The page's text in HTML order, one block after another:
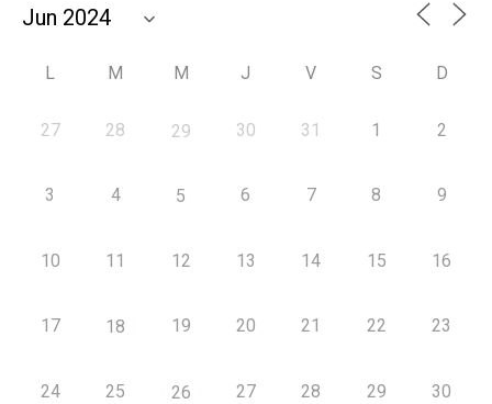
L M M J V S D
27 28 29 30 31 1 2
3 4 5 6 7 8 9
10 11 12 13 14 15 16
17 18 19 20 21 22 23
24 25 26 27 28 29 30